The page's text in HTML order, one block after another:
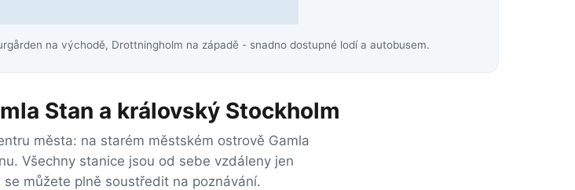
na východě, Drottningholm na západě - snadno dostupné lodí a autobusem.
Stan a královský Stockholm
města: na starém městském ostrově Gamla
Všechny stanice jsou od sebe vzdáleny jen
můžete plně soustředit na poznávání.